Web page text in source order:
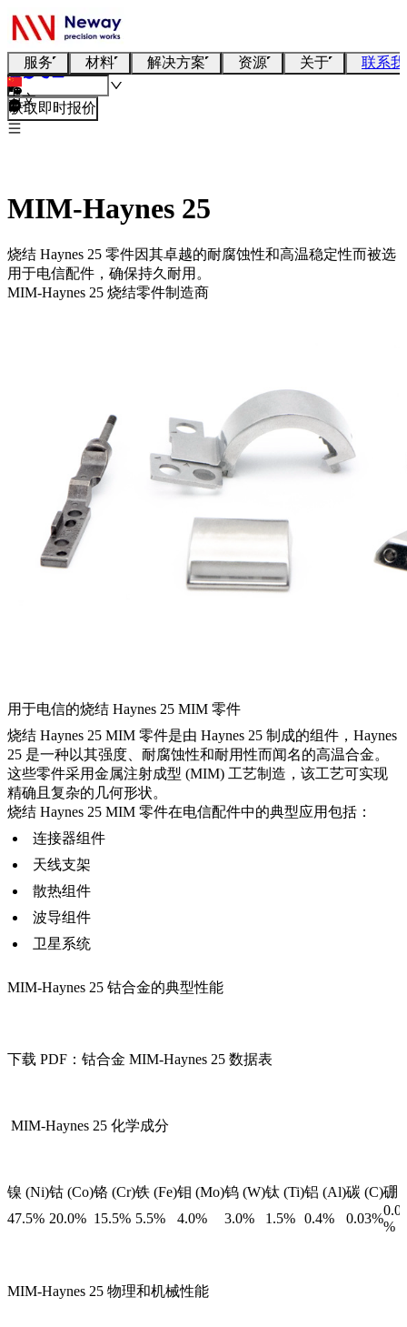
服务 材料 解决方案 资源 关于 联系
中文
获取即时报价
MIM-Haynes 25
烧结 Haynes 25 零件因其卓越的耐腐蚀性和高温稳定性而被选
用于电信配件，确保持久耐用。
MIM-Haynes 25 烧结零件制造商
用于电信的烧结 Haynes 25 MIM 零件
烧结 Haynes 25 MIM 零件是由 Haynes 25 制成的组件，Haynes
25 是一种以其强度、耐腐蚀性和耐用性而闻名的高温合金。
这些零件采用金属注射成型 (MIM) 工艺制造，该工艺可实现
精确且复杂的几何形状。
烧结 Haynes 25 MIM 零件在电信配件中的典型应用包括：
连接器组件
天线支架
散热组件
波导组件
卫星系统
MIM-Haynes 25 钴合金的典型性能
下载 PDF：钴合金 MIM-Haynes 25 数据表
MIM-Haynes 25 化学成分
镍 (Ni)钴 (Co)铬 (Cr)铁 (Fe)钼 (Mo)钨 (W)钛 (Ti)铝 (Al)碳 (C)硼
47.5% 20.0% 15.5% 5.5% 4.0% 3.0% 1.5% 0.4% 0.03%
%
MIM-Haynes 25 物理和机械性能